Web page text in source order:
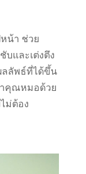
น้า ช่วย
และเต่งตึง
ลลัพธ์ที่ได้ขึ้น
คุณหมอด้วย
ม่ต้อง